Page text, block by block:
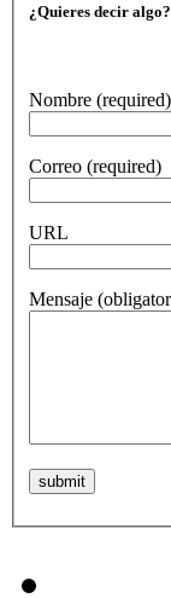
¿Quieres decir algo?
Nombre (required)
Correo (required)
URL
Mensaje